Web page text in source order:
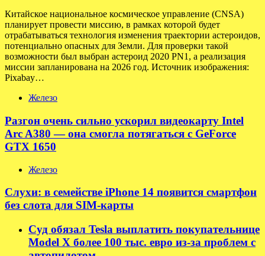
Китайское национальное космическое управление (CNSA)
планирует провести миссию, в рамках которой будет
отрабатываться технология изменения траектории астероидов,
потенциально опасных для Земли. Для проверки такой
возможности был выбран астероид 2020 PN1, а реализация
миссии запланирована на 2026 год. Источник изображения:
Pixabay…
Железо
Разгон очень сильно ускорил видеокарту Intel
Arc A380 — она смогла потягаться с GeForce
GTX 1650
Железо
Слухи: в семействе iPhone 14 появится смартфон
без слота для SIM-карты
Суд обязал Tesla выплатить покупательнице
Model X более 100 тыс. евро из-за проблем с